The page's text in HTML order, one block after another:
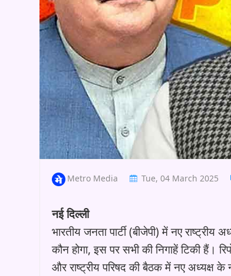
Metro Media Tue, 04 March 2025
नई दिल्ली
भारतीय जनता पार्टी (बीजेपी) में नए
कौन होगा, इस पर सभी की निगाहें टिकी हैं।
और राष्ट्रीय परिषद की बैठक में नए अध्यक्ष